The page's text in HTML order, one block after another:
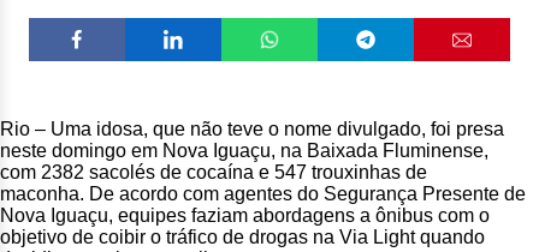
Rio – Uma idosa, que não teve o nome divulgado, foi presa
neste domingo em Nova Iguaçu, na Baixada Fluminense,
com 2382 sacolés de cocaína e 547 trouxinhas de
maconha. De acordo com agentes do Segurança Presente de
Nova Iguaçu, equipes faziam abordagens a ônibus com o
objetivo de coibir o tráfico de drogas na Via Light quando